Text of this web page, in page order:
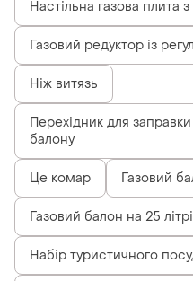
Настільна газова плита
Газовий редуктор із
Ніж витязь
Перехідник для
балону
Це комар Газовий
Газовий балон на 25
Набір туристичного